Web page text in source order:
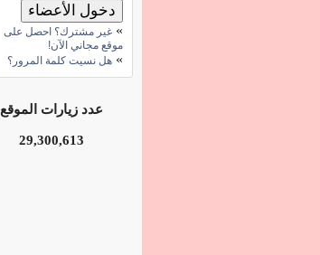
» غير مشترك؟ احصل على
موقع مجاني الآن!
» هل نسيت كلمة المرور؟
عدد زيارات الموقع
29,300,613